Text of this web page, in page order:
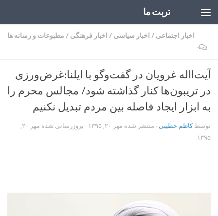
تربت ما
اخبار اجتماعی / اخبار سیاسی / اخبار فرهنگی / مطبوعات و رسانه ها
۰
آیت‌االه غرویان در گفت‌وگو با ایلنا:غرض‌ورزی‌
در تریبون‌ها کنار گذاشته شود/ مجالس محرم را
به ابزار ایجاد فاصله بین مردم تبدیل نکنیم
توسطکاظم خطیبی · منتشر شده مهر ۲۰, ۱۳۹۵ · بروزرسانی شده
مهر ۲۰,
۱۳۹۵